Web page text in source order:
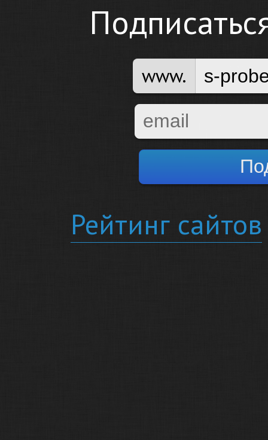
www.
Рейтинг сайтов